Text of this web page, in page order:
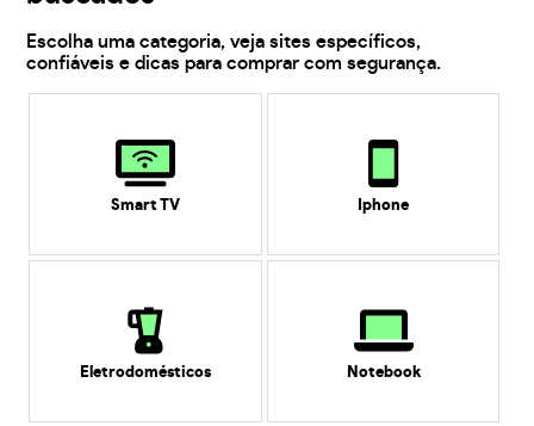
Escolha uma categoria, veja sites específicos,
confiáveis e dicas para comprar com segurança.
Smart TV Iphone
Eletrodomésticos Notebook